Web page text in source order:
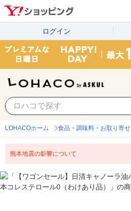
ログイン
LOHACOホーム 食品・調味料・お取り寄せ
熊本地震の影響について